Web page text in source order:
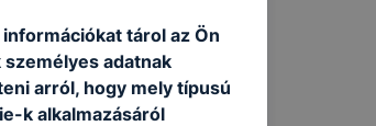
tárol az Ön
adatnak
arról, hogy mely típusú
k alkalmazásáról